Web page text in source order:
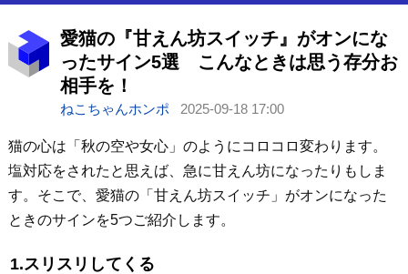
愛猫の『甘えん坊スイッチ』がオンにな
ったサイン5選 こんなときは思う存分お
相手を！
ねこちゃんホンポ 2025-09-18 17:00
猫の心は「秋の空や女心」のようにコロコロ変わります。
塩対応をされたと思えば、急に甘えん坊になったりもしま
す。そこで、愛猫の「甘えん坊スイッチ」がオンになった
ときのサインを5つご紹介します。
1.スリスリしてくる